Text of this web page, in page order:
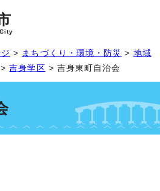
> まちづくり・環境・防災 > 地域
>吉身学区 > 吉身東町自治会